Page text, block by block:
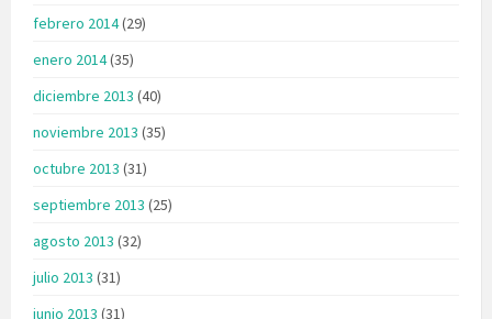
febrero 2014(29)
enero 2014(35)
diciembre 2013 (40)
noviembre 2013 (35)
octubre 2013 (31)
septiembre 2013 (25)
agosto 2013 (32)
julio 2013 (31)
junio 2013 (31)